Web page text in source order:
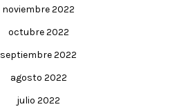
noviembre 2022
octubre 2022
septiembre 2022
agosto 2022
julio 2022